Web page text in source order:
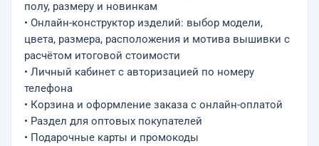
полу, размеру и новинкам
• Онлайн-конструктор изделий: выбор модели,
цвета, размера, расположения и мотива вышивки с
расчётом итоговой стоимости
• Личный кабинет с авторизацией по номеру
телефона
• Корзина и оформление заказа с онлайн-оплатой
• Раздел для оптовых покупателей
• Подарочные карты и промокоды